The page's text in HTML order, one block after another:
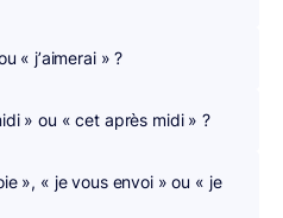
« j’aimerai » ?
» ou « cet après midi » ?
», « je vous envoi » ou « je